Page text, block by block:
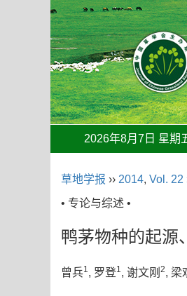
2026年8月7日 星期
草地学报 ›› 2014, Vol. 22
• 专论与综述 •
鸭茅物种的起源
曾兵1, 罗登1, 谢文刚 2, 梁